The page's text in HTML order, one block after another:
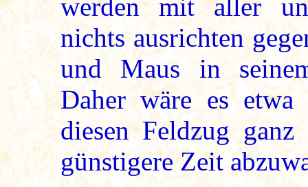
werden mit aller
nichts ausrichten
und Maus in
Daher wäre es etwa
diesen Feldzug ganz
günstigere Zeit